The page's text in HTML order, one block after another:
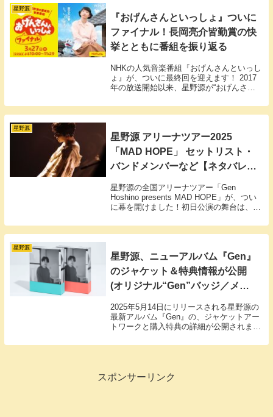
島貴男、後藤淳平（ジャルジャル）が出
演。この節目を祝う一夜限りの特別な放送
となります。
星野源
『おげんさんといっしょ』ついに
ファイナル！長岡亮介皆勤賞の快
挙とともに番組を振り返る
NHKの人気音楽番組『おげんさんといっし
ょ』が、ついに最終回を迎えます！ 2017
年の放送開始以来、星野源が“おげんさ
二のスタイルで愛されてきた本番組。今回
は「ファイナル」として、3時間を超える
星野源
星野源 アリーナツアー2025
「MAD HOPE」 セットリスト・
バンドメンバーなど【ネタバレ注
星野源の全国アリーナツアー「Gen
Hoshino presents MAD HOPE」が、つい
に幕を開けました！初日公演の舞台は、愛
ホールA。待ちわびたファンの熱気ととも
に、期待・想像を超える最高のステージが
星野源
星野源、ニューアルバム『Gen』
のジャケット＆特典情報が公開
(オリジナル“Gen”バッジ／メガ
2025年5月14日にリリースされる星野源の
最新アルバム『Gen』の、ジャケットアー
トワークと購入特典の詳細が公開されまし
ショップにてスタートしています。
スポンサーリンク